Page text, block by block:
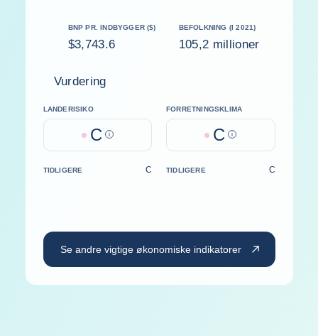
BNP PR. INDBYGGER ($)
$3,743.6
BEFOLKNING (I 2021)
105,2 millioner
Vurdering
LANDERISIKO
C Help
FORRETNINGSKLIMA
C Help
TIDLIGERE C TIDLIGERE C
Se andre vigtige økonomiske indikatorer